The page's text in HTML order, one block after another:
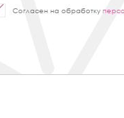
Согласен на обработку